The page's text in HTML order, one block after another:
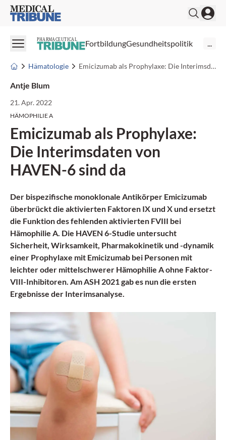
Medical Tribune
PHARMACEUTICAL FortbildungGesundheitspolitik ...
Hämatologie Emicizumab als Prophylaxe: Die Interimsdaten von HAVEN-6 sind da
Antje Blum
21. Apr. 2022
HÄMOPHILIE A
Emicizumab als Prophylaxe:
Die Interimsdaten von
HAVEN-6 sind da
Der bispezifische monoklonale Antikörper Emicizumab
überbrückt die aktivierten Faktoren IX und X und ersetzt
die Funktion des fehlenden aktivierten FVIII bei
Hämophilie A. Die HAVEN 6-Studie untersucht
Sicherheit, Wirksamkeit, Pharmakokinetik und -dynamik
einer Prophylaxe mit Emicizumab bei Personen mit
leichter oder mittelschwerer Hämophilie A ohne Faktor-
VIII-Inhibitoren. Am ASH 2021 gab es nun die ersten
Ergebnisse der Interimsanalyse.